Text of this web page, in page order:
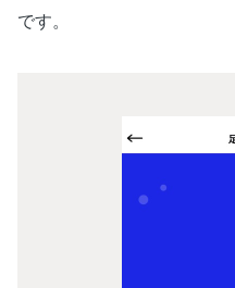
です。